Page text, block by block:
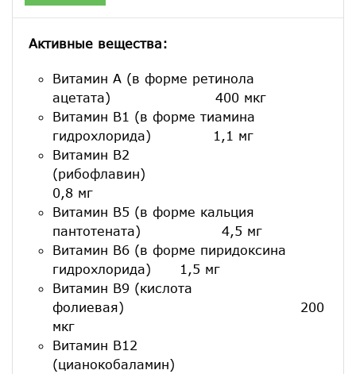
Активные вещества:
Витамин А (в форме ретинола
ацетата) 400 мкг
Витамин В1 (в форме тиамина
гидрохлорида) 1,1 мг
Витамин В2
0,8 мг
Витамин В5 (в форме кальция
пантотената) 4,5 мг
Витамин В6 (в форме пиридоксина
гидрохлорида) 1,5 мг
Витамин В9 (кислота
фолиевая) 200
мкг
Витамин В12
(цианокобаламин)